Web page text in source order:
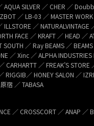
AQUA SILVER ／ CHER ／
／ LB-03 ／ MASTER
ILLSTORE ／ NATURALVINTAGE
FACE ／ KRAFT ／ HEAD ／
SOUTH ／ Ray BEAMS ／
／ Xinc ／ ALPHA INDUSTRIES
CARHARTT ／ FREAK’S
RIGGIB／ HONEY SALON ／
宿 ／ TABASA
／ CROSSCORT ／ ANAP ／